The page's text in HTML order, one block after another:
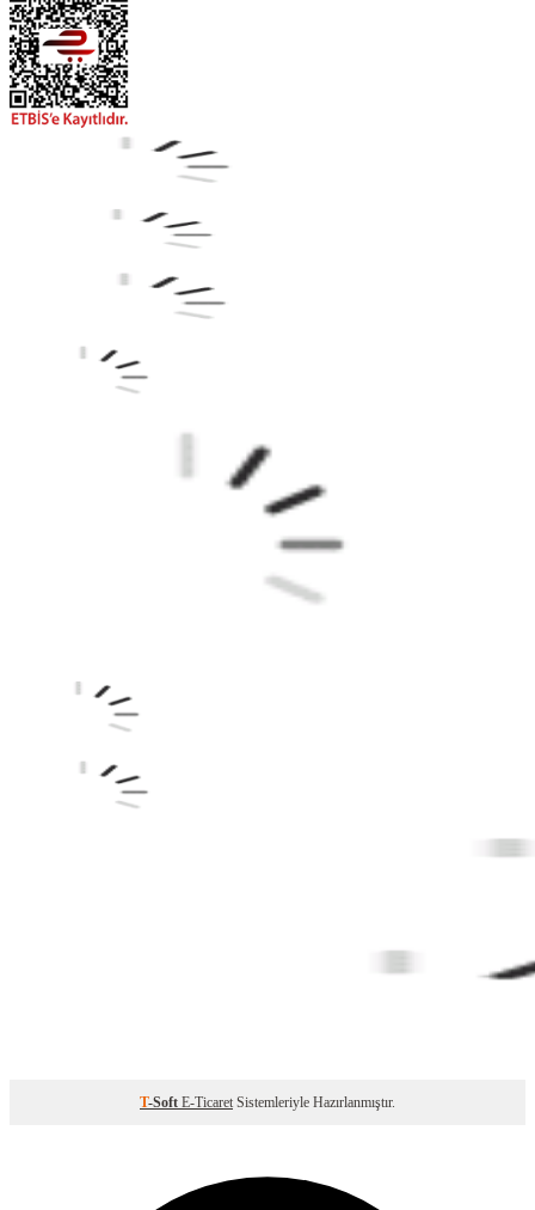
T-Soft E-Ticaret Sistemleriyle Hazırlanmıştır.